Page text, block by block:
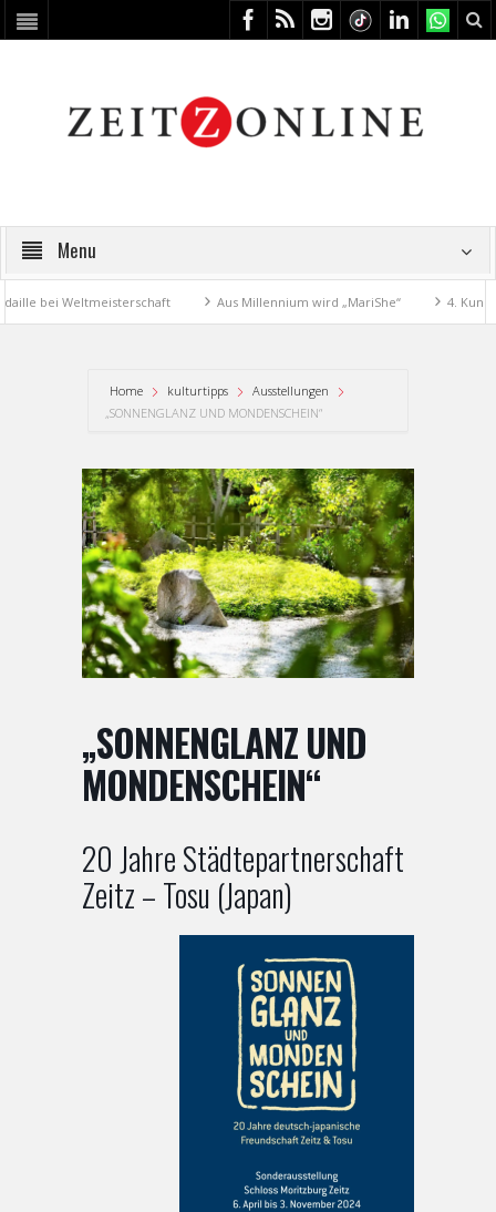
Menu
bei Weltmeisterschaft Aus Millennium wird „MariShe“ 4.
Home kulturtipps
Ausstellungen
„SONNENGLANZ UND MONDENSCHEIN“
„SONNENGLANZ UND
MONDENSCHEIN“
20 Jahre Städtepartnerschaft
Zeitz – Tosu (Japan)